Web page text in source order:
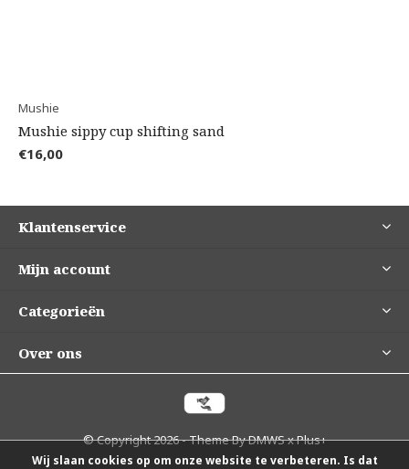
Mushie
Mushie sippy cup shifting sand
€16,00
Klantenservice
Mijn account
Categorieën
Over ons
© Copyright2026- Theme ByDMWSxPlus+
Wij slaan cookies op om onze website te verbeteren. Is dat